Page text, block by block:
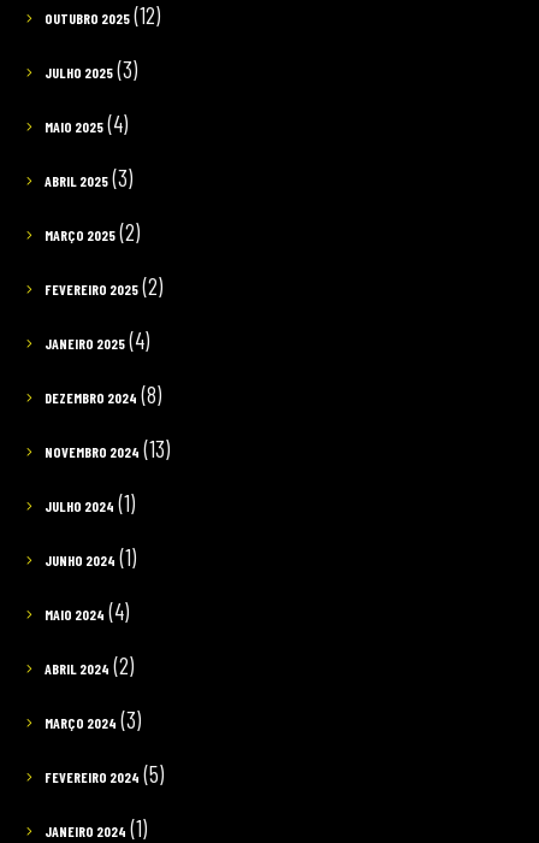
OUTUBRO 2025(12)
JULHO 2025(3)
MAIO 2025(4)
ABRIL 2025(3)
MARÇO 2025(2)
FEVEREIRO 2025(2)
JANEIRO 2025(4)
DEZEMBRO 2024 (8)
NOVEMBRO 2024 (13)
JULHO 2024 (1)
JUNHO 2024 (1)
MAIO 2024 (4)
ABRIL 2024 (2)
MARÇO 2024 (3)
FEVEREIRO 2024 (5)
JANEIRO 2024 (1)